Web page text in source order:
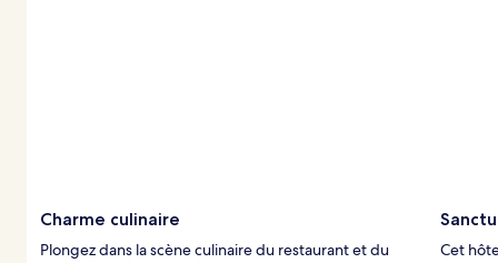
Charme culinaire
Plongez dans la scène culinaire du restaurant et du
Cet